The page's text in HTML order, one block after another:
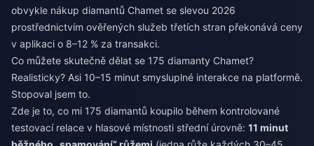
obvykle nákup diamantů Chamet se slevou 2026
prostřednictvím ověřených služeb třetích stran překonává ceny
v aplikaci o 8–12 % za transakci.
Co můžete skutečně dělat se 175 diamanty Chamet?
Realisticky? Asi 10–15 minut smysluplné interakce na platformě.
Stopoval jsem to.
Zde je to, co mi 175 diamantů koupilo během kontrolované
testovací relace v hlasové místnosti střední úrovně: 11 minut